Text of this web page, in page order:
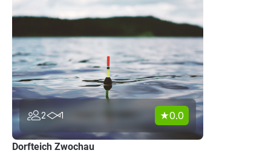
2 1 0.0
Dorfteich Zwochau